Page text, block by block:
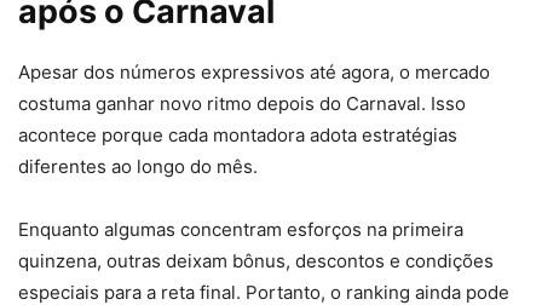
após o Carnaval
Apesar dos números expressivos até agora, o mercado
costuma ganhar novo ritmo depois do Carnaval. Isso
acontece porque cada montadora adota estratégias
diferentes ao longo do mês.
Enquanto algumas concentram esforços na primeira
quinzena, outras deixam bônus, descontos e condições
especiais para a reta final. Portanto, o ranking ainda pode